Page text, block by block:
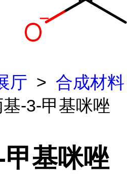
厅 > 合成材料
-3-甲基咪唑
基咪唑